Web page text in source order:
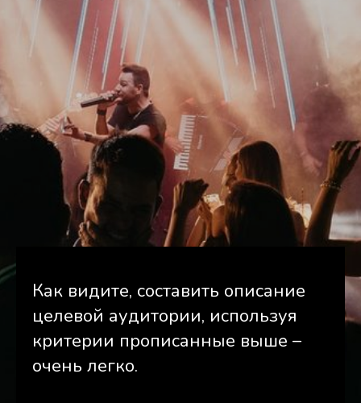
Как видите, составить описание
целевой аудитории, используя
критерии прописанные выше –
очень легко.